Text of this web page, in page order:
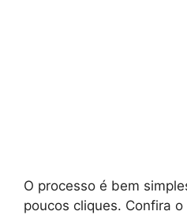
O processo é bem
poucos cliques. Confira